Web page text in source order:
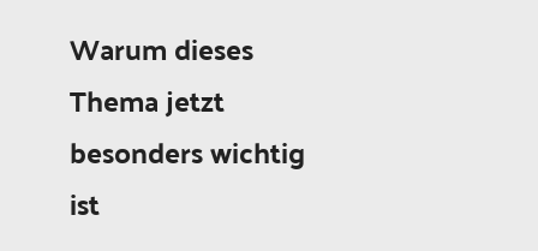
Warum dieses
Thema jetzt
besonders wichtig
ist